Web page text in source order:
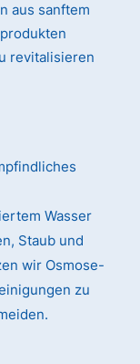
aus sanftem
revitalisieren
Wasser
Staub und
wir Osmose-
zu